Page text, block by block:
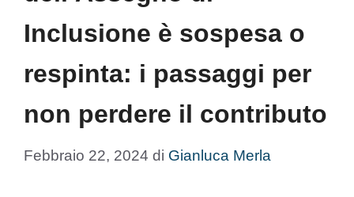
Inclusione è sospesa o
respinta: i passaggi per
non perdere il contributo
Febbraio 22, 2024 di Gianluca Merla